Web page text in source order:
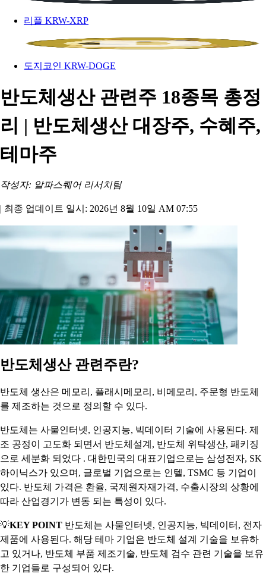
리플 KRW-XRP
도지코인 KRW-DOGE
반도체생산 관련주 18종목 총정
리 | 반도체생산 대장주, 수혜주,
테마주
작성자: 알파스퀘어 리서치팀
| 최종 업데이트 일시: 2026년 8월 10일 AM 07:55
반도체생산 관련주란?
반도체 생산은 메모리, 플래시메모리, 비메모리, 주문형 반도체
를 제조하는 것으로 정의할 수 있다.
반도체는 사물인터넷, 인공지능, 빅데이터 기술에 사용된다. 제
조 공정이 고도화 되면서 반도체설계, 반도체 위탁생산, 패키징
으로 세분화 되었다 . 대한민국의 대표기업으로는 삼성전자, SK
하이닉스가 있으며, 글로벌 기업으로는 인텔, TSMC 등 기업이
있다. 반도체 가격은 환율, 국제원자재가격, 수출시장의 상황에
따라 산업경기가 변동 되는 특성이 있다.
💡KEY POINT 반도체는 사물인터넷, 인공지능, 빅데이터, 전자
제품에 사용된다. 해당 테마 기업은 반도체 설계 기술을 보유하
고 있거나, 반도체 부품 제조기술, 반도체 검수 관련 기술을 보유
한 기업들로 구성되어 있다.